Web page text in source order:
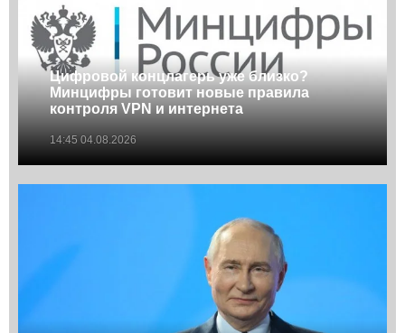
Цифровой концлагерь уже близко?
Минцифры готовит новые правила
контроля VPN и интернета
14:45 04.08.2026